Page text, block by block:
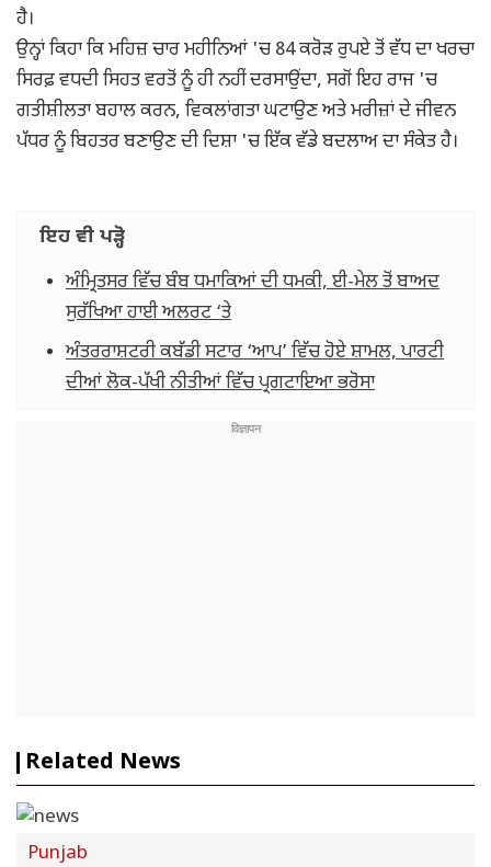
ਹੈ।
ਉਨ੍ਹਾਂ ਕਿਹਾ ਕਿ ਮਹਿਜ਼ ਚਾਰ ਮਹੀਨਿਆਂ 'ਚ 84 ਕਰੋੜ ਰੁਪਏ ਤੋਂ ਵੱਧ ਦਾ ਖਰਚਾ
ਸਿਰਫ਼ ਵਧਦੀ ਸਿਹਤ ਵਰਤੋਂ ਨੂੰ ਹੀ ਨਹੀਂ ਦਰਸਾਉਂਦਾ, ਸਗੋਂ ਇਹ ਰਾਜ 'ਚ
ਗਤੀਸ਼ੀਲਤਾ ਬਹਾਲ ਕਰਨ, ਵਿਕਲਾਂਗਤਾ ਘਟਾਉਣ ਅਤੇ ਮਰੀਜ਼ਾਂ ਦੇ ਜੀਵਨ
ਪੱਧਰ ਨੂੰ ਬਿਹਤਰ ਬਣਾਉਣ ਦੀ ਦਿਸ਼ਾ 'ਚ ਇੱਕ ਵੱਡੇ ਬਦਲਾਅ ਦਾ ਸੰਕੇਤ ਹੈ।
ਇਹ ਵੀ ਪੜ੍ਹੋ
ਅੰਮ੍ਰਿਤਸਰ ਵਿੱਚ ਬੰਬ ਧਮਾਕਿਆਂ ਦੀ ਧਮਕੀ, ਈ-ਮੇਲ ਤੋਂ ਬਾਅਦ
ਸੁਰੱਖਿਆ ਹਾਈ ਅਲਰਟ ‘ਤੇ
ਅੰਤਰਰਾਸ਼ਟਰੀ ਕਬੱਡੀ ਸਟਾਰ ‘ਆਪ’ ਵਿੱਚ ਹੋਏ ਸ਼ਾਮਲ, ਪਾਰਟੀ
ਦੀਆਂ ਲੋਕ-ਪੱਖੀ ਨੀਤੀਆਂ ਵਿੱਚ ਪ੍ਰਗਟਾਇਆ ਭਰੋਸਾ
Related News
Punjab